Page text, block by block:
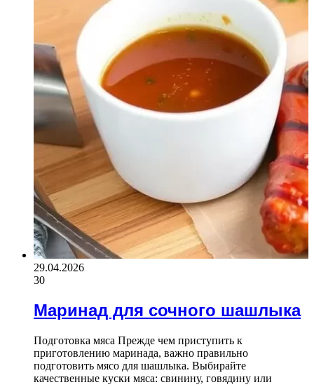
29.04.2026
30
Маринад для сочного шашлыка
Подготовка мяса Прежде чем приступить к
приготовлению маринада, важно правильно
подготовить мясо для шашлыка. Выбирайте
качественные куски мяса: свинину, говядину или